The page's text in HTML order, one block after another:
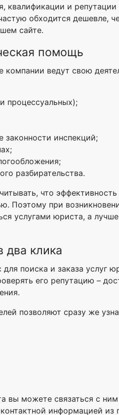
и
обходится дешевле,
сайте.
помощь
ведут свою
процессуальных);
законности инспекций;
разбирательства.
что
Поэтому при
услугами юриста, а
два клика
поиска и заказа услуг
его репутацию –
позволяют сразу же
вы можете связаться с
информацией